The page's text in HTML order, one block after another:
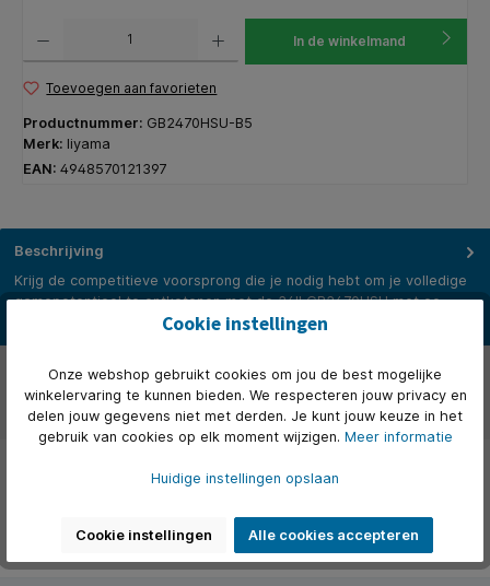
In de winkelmand
Toevoegen aan favorieten
Productnummer: GB2470HSU-B5
Merk: Iiyama
EAN: 4948570121397
Beschrijving
Krijg de competitieve voorsprong die je nodig hebt om je volledige
gamepotentieel te ontketenen met de 24'' GB2470HSU met ee…
Over het merk
Beoordelingen
Cookie instellingen
Onze webshop gebruikt cookies om jou de best mogelijke
winkelervaring te kunnen bieden. We respecteren jouw privacy en
delen jouw gegevens niet met derden. Je kunt jouw keuze in het
gebruik van cookies op elk moment wijzigen. Meer informatie
Huidige instellingen opslaan
Cookie instellingen Alle cookies accepteren